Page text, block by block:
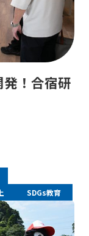
！合宿研
SDGs教育